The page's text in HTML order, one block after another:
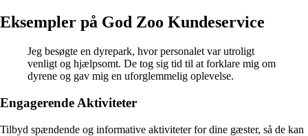
Eksempler på God Zoo Kundeservice
Jeg besøgte en dyrepark, hvor personalet var utroligt
venligt og hjælpsomt. De tog sig tid til at forklare mig om
dyrene og gav mig en uforglemmelig oplevelse.
Engagerende Aktiviteter
Tilbyd spændende og informative aktiviteter for dine gæster, så de kan